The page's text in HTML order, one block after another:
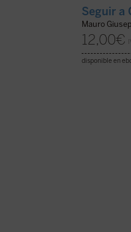
Seguir a
Mauro
12,00€
disponible en